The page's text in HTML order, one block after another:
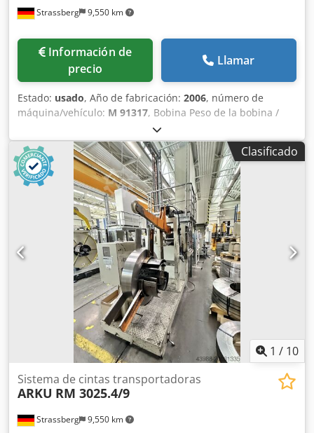
Strassberg 9,550 km
Información de
precio
Llamar
Estado: usado, Año de fabricación: 2006, número de
máquina/vehículo: M 91317, Bobina Peso de la bobina /
capacidad de carga: 5 toneladas Anchura de la bobina: 80
- 500 mm Diámetro exterior de la bobina: 1800 mm
Alcance: 508 mm Velocidad: 50 m / min Unidad de
enderezado Ancho de la bobina: 50 - 500 mm Número de
rodillos enderezadores: 9 uds. Dedpfxsuqd Udo Algskr
Diámetro de los rodillos niveladores: 65 mm Número de
rodillos de extracción: 2 uds. Diámetro de los rodillos de
extracción: 150 mm Grosor de la banda: 1 - 8 mm
Velocidad de paso: 50 m / min Longitud de alimentación:
0,1 - 9999,9 mm Equipamiento de serie Silla de carga de
bobinasCarrera útil 500 mmCapacidad de carga 5.000
kgAncho de banda máx. 500 mm
Clasificado
1 / 10
Strassberg 9,550 km
Sistema de cintas transportadoras
ARKU RM 3025.4/9